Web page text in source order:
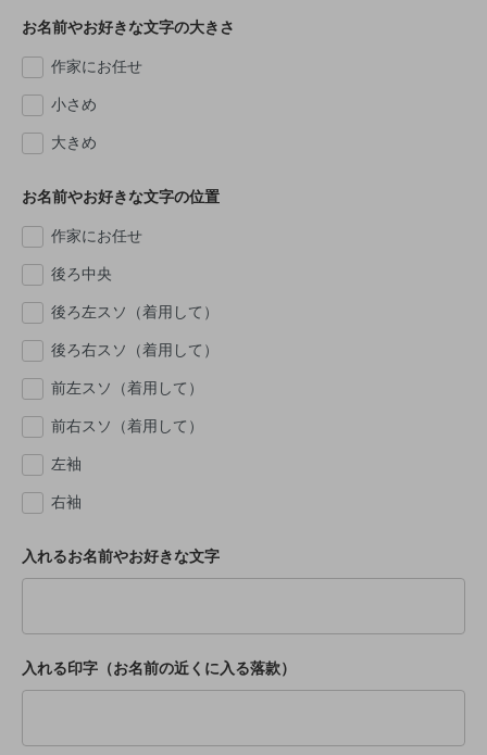
お名前やお好きな文字の大きさ
作家にお任せ
小さめ
大きめ
お名前やお好きな文字の位置
作家にお任せ
後ろ中央
後ろ左スソ（着用して）
後ろ右スソ（着用して）
前左スソ（着用して）
前右スソ（着用して）
左袖
右袖
入れるお名前やお好きな文字
入れる印字（お名前の近くに入る落款）